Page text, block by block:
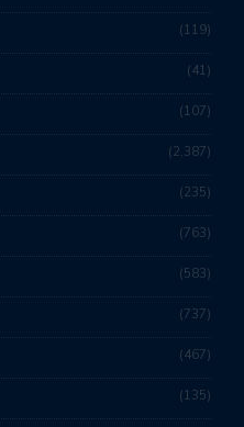
119
41
107
2,387
235
763
583
737
467
135